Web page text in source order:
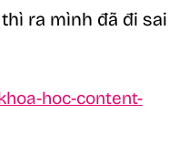
ra mình đã đi sai